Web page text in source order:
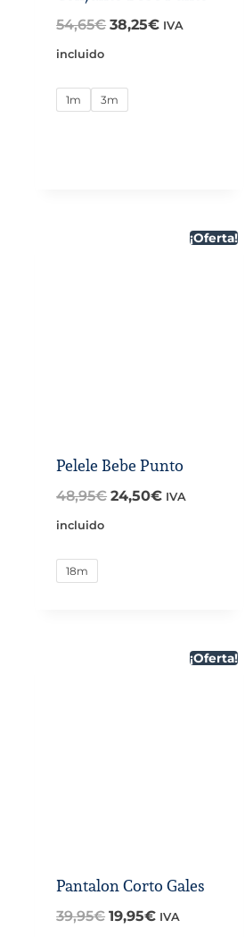
54,65€ El
era:
38,25€El
IVA
incluido
1m 3m
¡Oferta!
Pelele Bebe Punto
48,95€ El
24,50€El
IVA
incluido
18m
¡Oferta!
Pantalon Corto Gales
39,95€ El
19,95€El
IVA